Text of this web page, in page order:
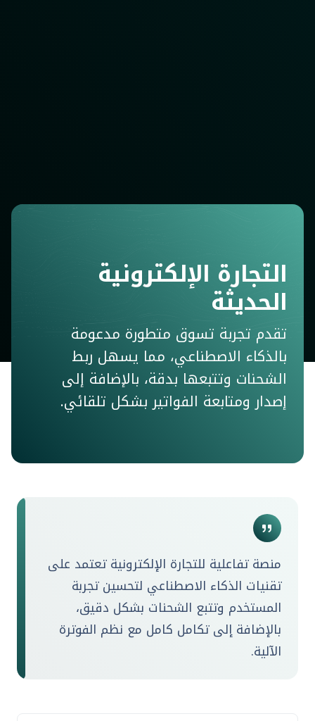
التجارة الإلكترونية
الحديثة
تقدم تجربة تسوق متطورة مدعومة
بالذكاء الاصطناعي، مما يسهل ربط
الشحنات وتتبعها بدقة، بالإضافة إلى
إصدار ومتابعة الفواتير بشكل تلقائي.
منصة تفاعلية للتجارة الإلكترونية تعتمد على
تقنيات الذكاء الاصطناعي لتحسين تجربة
المستخدم وتتبع الشحنات بشكل دقيق،
بالإضافة إلى تكامل كامل مع نظم الفوترة
الآلية.